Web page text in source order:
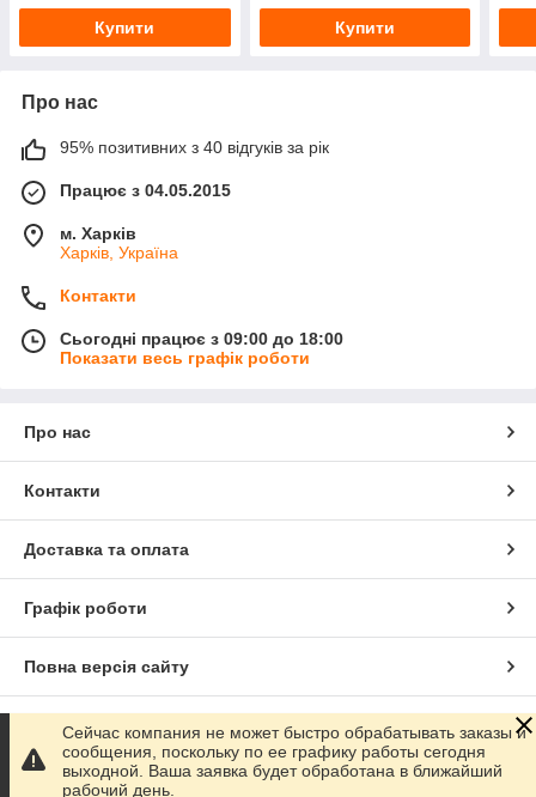
Купити Купити
Про нас
95% позитивних з 40 відгуків за рік
Працює з 04.05.2015
м. Харків
Харків, Україна
Контакти
Сьогодні працює з 09:00 до 18:00
Показати весь графік роботи
Про нас
Контакти
Доставка та оплата
Графік роботи
Повна версія сайту
Сайт створено на маркетплейсі Prom.ua
Політика конфіденційності
Сейчас компания не может быстро обрабатывать заказы и
сообщения, поскольку по ее графику работы сегодня
выходной. Ваша заявка будет обработана в ближайший
рабочий день.